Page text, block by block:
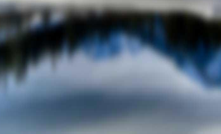
du
Canada